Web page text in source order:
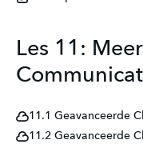
Les 11:
11.1 Geavanceerde
11.2 Geavanceerde